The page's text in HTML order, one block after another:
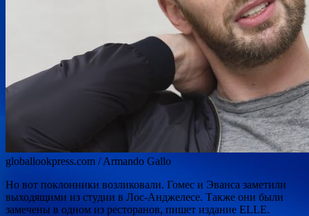
globallookpress.com / Armando Gallo
Но вот поклонники возликовали. Гомес и Эванса заметили
выходящими из студии в Лос-Анджелесе. Также они были
замечены в одном из ресторанов, пишет издание ELLE.